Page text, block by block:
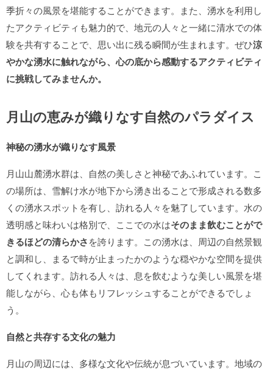
季折々の風景を堪能することができます。また、湧水を利用し
たアクティビティも魅力的で、地元の人々と一緒に清水での体
験を共有することで、思い出に残る瞬間が生まれます。ぜひ涼
やかな湧水に触れながら、心の底から感動するアクティビティ
に挑戦してみませんか。
月山の恵みが織りなす自然のパラダイス
神秘の湧水が織りなす風景
月山山麓湧水群は、自然の美しさと神秘であふれています。こ
の場所は、雪解け水が地下から湧き出ることで形成される数多
くの湧水スポットを有し、訪れる人々を魅了しています。水の
透明感と味わいは格別で、ここでの水はそのまま飲むことがで
きるほどの清らかさを誇ります。この湧水は、周辺の自然景観
と調和し、まるで時が止まったかのような穏やかな空間を提供
してくれます。訪れる人々は、息を飲むような美しい風景を堪
能しながら、心も体もリフレッシュすることができるでしょ
う。
自然と共存する文化の魅力
月山の周辺には、多様な文化や伝統が息づいています。地域の